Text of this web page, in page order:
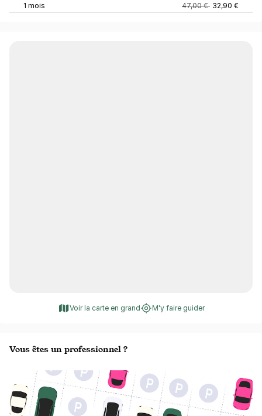
1 mois 47,00 € 32,90 €
Voir la carte en grand M'y faire guider
Vous êtes un professionnel ?